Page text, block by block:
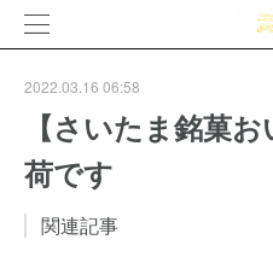
2022.03.16 06:58
【さいたま銘菓
荷です
関連記事